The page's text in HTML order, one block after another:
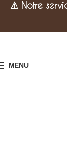
MENU
⚠️ Notre